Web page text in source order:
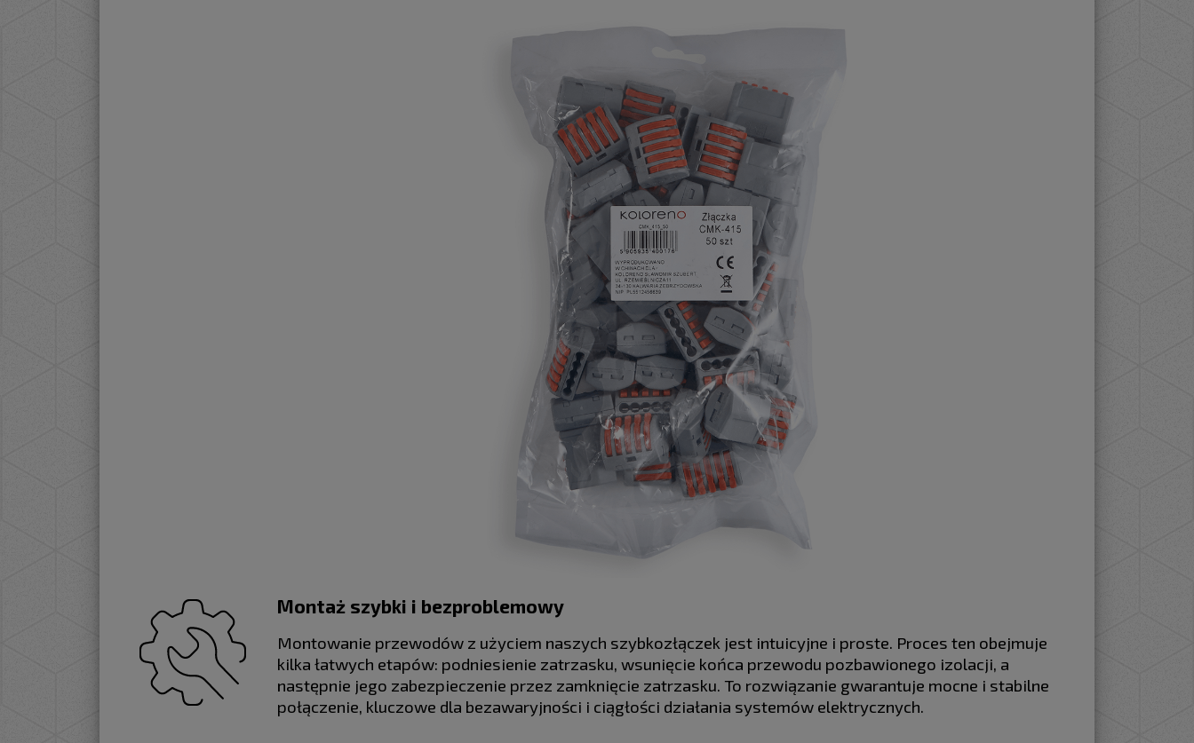
Montaż szybki i bezproblemowy
Montowanie przewodów z użyciem naszych szybkozłączek jest intuicyjne i proste. Proces ten obejmuje
kilka łatwych etapów: podniesienie zatrzasku, wsunięcie końca przewodu pozbawionego izolacji, a
następnie jego zabezpieczenie przez zamknięcie zatrzasku. To rozwiązanie gwarantuje mocne i stabilne
połączenie, kluczowe dla bezawaryjności i ciągłości działania systemów elektrycznych.